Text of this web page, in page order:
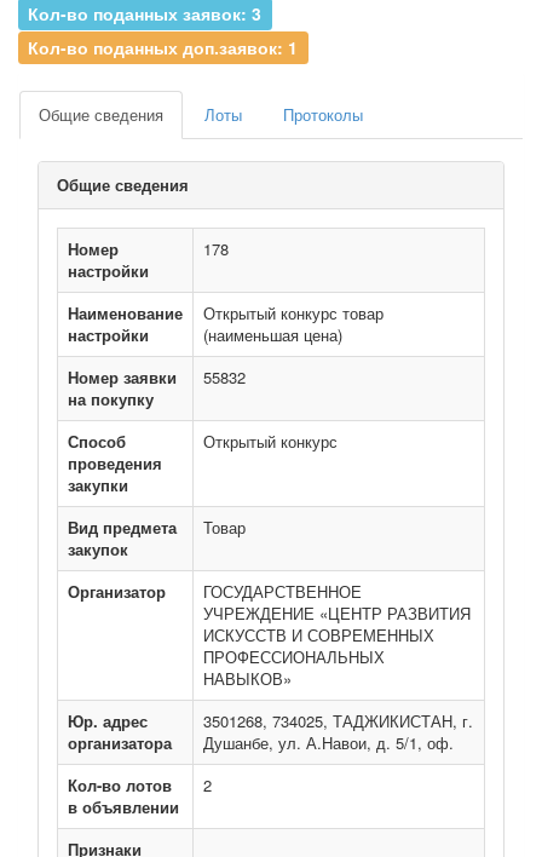
Кол-во поданных заявок: 3
Кол-во поданных доп.заявок: 1
Общие сведения Лоты Протоколы
Общие сведения
Номер
настройки
178
Наименование
настройки
Открытый конкурс товар
(наименьшая цена)
Номер заявки
на покупку
55832
Способ
проведения
закупки
Открытый конкурс
Вид предмета
закупок
Товар
Организатор
ГОСУДАРСТВЕННОЕ
УЧРЕЖДЕНИЕ «ЦЕНТР РАЗВИТИЯ
ИСКУССТВ И СОВРЕМЕННЫХ
ПРОФЕССИОНАЛЬНЫХ
НАВЫКОВ»
Юр. адрес
организатора
3501268, 734025, ТАДЖИКИСТАН, г.
Душанбе, ул. А.Навои, д. 5/1, оф.
Кол-во лотов
в объявлении
2
Признаки